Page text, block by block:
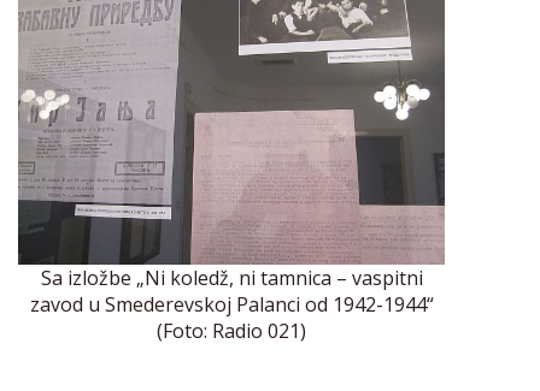
Sa izložbe „Ni koledž, ni tamnica – vaspitni
zavod u Smederevskoj Palanci od 1942-1944“
(Foto: Radio 021)